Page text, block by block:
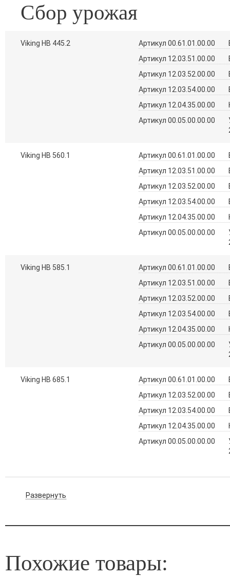
Сбор урожая
Viking HB 445.2 Артикул 00.61.01.00.00
Артикул 12.03.51.00.00
Артикул 12.03.52.00.00
Артикул 12.03.54.00.00
Артикул 12.04.35.00.00
Артикул 00.05.00.00.00
Viking HB 560.1 Артикул 00.61.01.00.00
Артикул 12.03.51.00.00
Артикул 12.03.52.00.00
Артикул 12.03.54.00.00
Артикул 12.04.35.00.00
Артикул 00.05.00.00.00
Viking HB 585.1 Артикул 00.61.01.00.00
Артикул 12.03.51.00.00
Артикул 12.03.52.00.00
Артикул 12.03.54.00.00
Артикул 12.04.35.00.00
Артикул 00.05.00.00.00
Viking HB 685.1 Артикул 00.61.01.00.00
Артикул 12.03.52.00.00
Артикул 12.03.54.00.00
Артикул 12.04.35.00.00
Артикул 00.05.00.00.00
Развернуть
Похожие товары: